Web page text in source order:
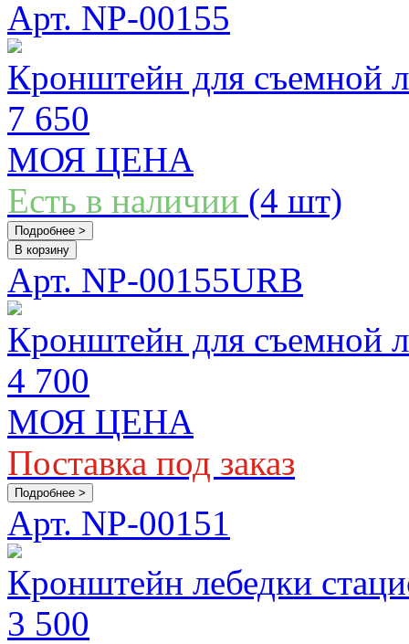
Арт. NP-00155
Кронштейн для съемной
7 650
МОЯ ЦЕНА
Есть в наличии (4 шт)
Подробнее >
В корзину
Арт. NP-00155URB
Кронштейн для съемной
4 700
МОЯ ЦЕНА
Поставка под заказ
Подробнее >
Арт. NP-00151
Кронштейн лебедки
3 500